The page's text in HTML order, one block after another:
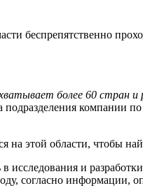
беспрепятственно
более 60 стран и
компании
на этой области, чтобы
и
согласно информации,